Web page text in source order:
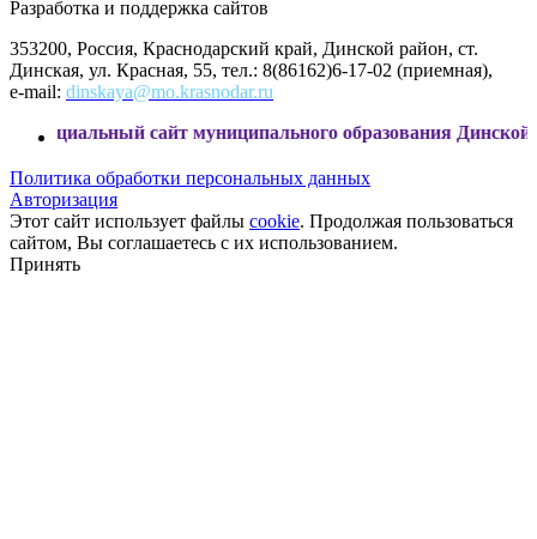
Разработка и поддержка сайтов
353200, Россия, Краснодарский край, Динской район, ст.
Динская, ул. Красная, 55, тел.: 8(86162)6-17-02 (приемная),
e-mail: dinskaya@mo.krasnodar.ru
сайт муниципального образования Динской район
Политика обработки персональных данных
Авторизация
Этот сайт использует файлы cookie. Продолжая пользоваться
сайтом, Вы соглашаетесь с их использованием.
Принять